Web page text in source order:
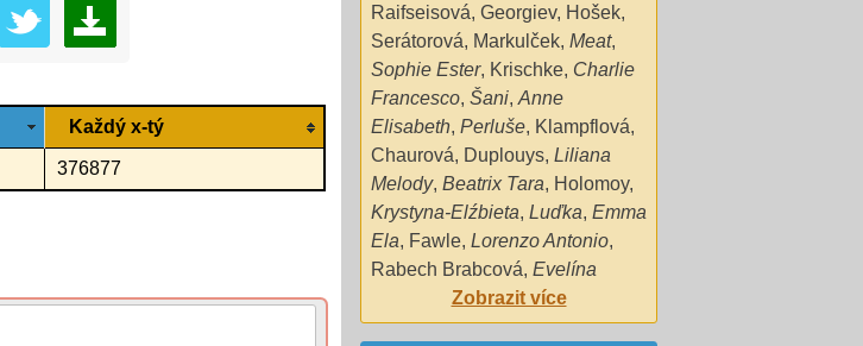
Každý x-tý
376877
Raifseisová, Georgiev, Hošek,
Serátorová, Markulček, Meat,
Sophie Ester, Krischke, Charlie
Francesco, Šani, Anne
Elisabeth, Perluše, Klampflová,
Chaurová, Duplouys, Liliana
Melody, Beatrix Tara, Holomoy,
Krystyna-Elźbieta, Luďka, Emma
Ela, Fawle, Lorenzo Antonio,
Rabech Brabcová, Evelína
Zobrazit více